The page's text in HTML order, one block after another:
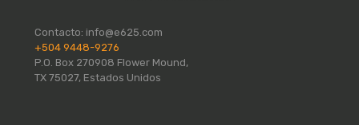
Contacto: info@e625.com
+504 9448-9276
P.O. Box 270908 Flower Mound,
TX 75027, Estados Unidos